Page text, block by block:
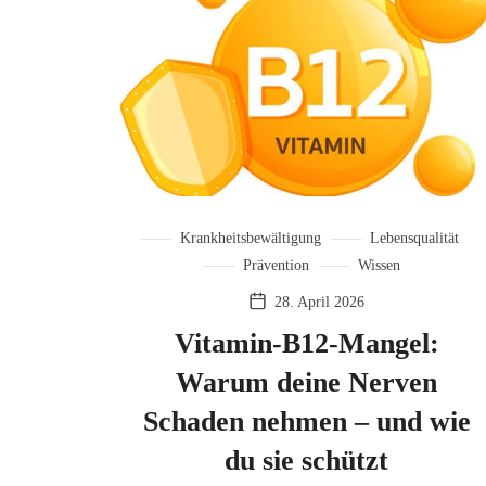
Krankheitsbewältigung
Lebensqualität
Prävention
Wissen
28. April 2026
Vitamin-B12-Mangel:
Warum deine Nerven
Schaden nehmen – und wie
du sie schützt